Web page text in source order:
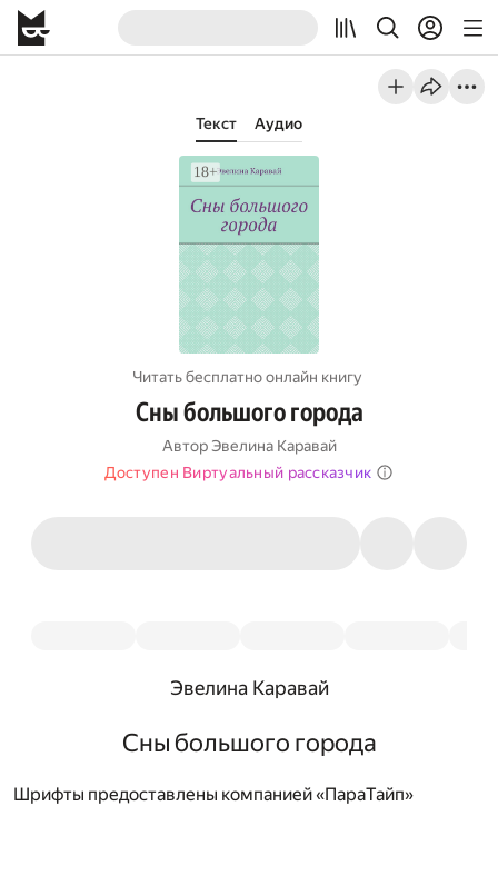
Текст Аудио
Читать бесплатно онлайн книгу
Сны большого города
Автор Эвелина Каравай
Доступен Виртуальный рассказчик
Эвелина Каравай
Сны большого города
Шрифты предоставлены компанией «ПараТайп»